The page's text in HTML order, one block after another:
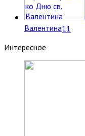
Валентина11
Интересное